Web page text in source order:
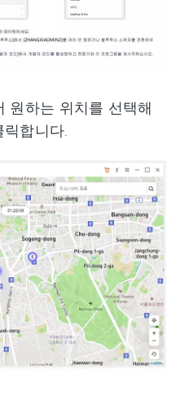
원하는 위치를 선택해
합니다.